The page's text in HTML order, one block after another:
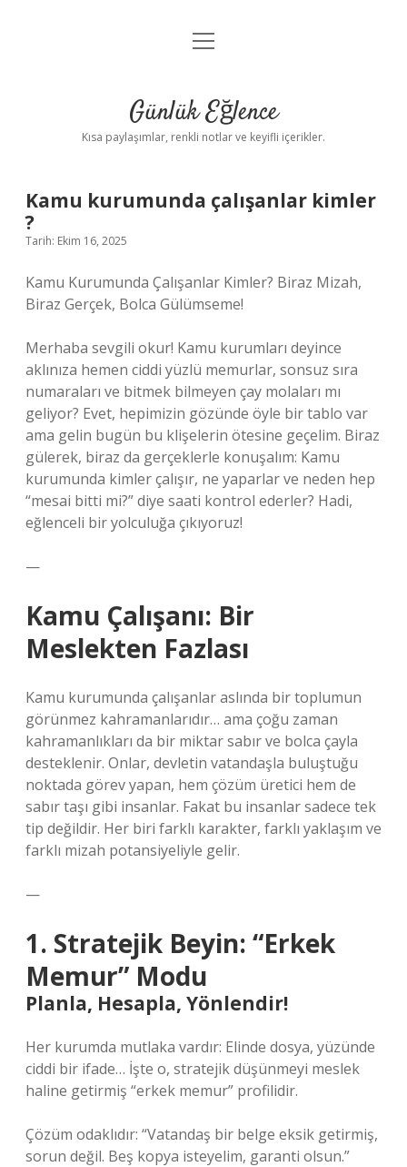
Anasayfa
Yasal Uyarı
menüyü
Günlük Eğlence
Kısa paylaşımlar, renkli notlar ve keyifli içerikler.
Kamu kurumunda çalışanlar kimler
?
Tarih: Ekim 16, 2025
Kamu Kurumunda Çalışanlar Kimler? Biraz Mizah,
Biraz Gerçek, Bolca Gülümseme!
Merhaba sevgili okur! Kamu kurumları deyince
aklınıza hemen ciddi yüzlü memurlar, sonsuz sıra
numaraları ve bitmek bilmeyen çay molaları mı
geliyor? Evet, hepimizin gözünde öyle bir tablo var
ama gelin bugün bu klişelerin ötesine geçelim. Biraz
gülerek, biraz da gerçeklerle konuşalım: Kamu
kurumunda kimler çalışır, ne yaparlar ve neden hep
“mesai bitti mi?” diye saati kontrol ederler? Hadi,
eğlenceli bir yolculuğa çıkıyoruz!
—
Kamu Çalışanı: Bir
Meslekten Fazlası
Kamu kurumunda çalışanlar aslında bir toplumun
görünmez kahramanlarıdır… ama çoğu zaman
kahramanlıkları da bir miktar sabır ve bolca çayla
desteklenir. Onlar, devletin vatandaşla buluştuğu
noktada görev yapan, hem çözüm üretici hem de
sabır taşı gibi insanlar. Fakat bu insanlar sadece tek
tip değildir. Her biri farklı karakter, farklı yaklaşım ve
farklı mizah potansiyeliyle gelir.
—
1. Stratejik Beyin: “Erkek
Memur” Modu
Planla, Hesapla, Yönlendir!
Her kurumda mutlaka vardır: Elinde dosya, yüzünde
ciddi bir ifade… İşte o, stratejik düşünmeyi meslek
haline getirmiş “erkek memur” profilidir.
Çözüm odaklıdır: “Vatandaş bir belge eksik getirmiş,
sorun değil. Beş kopya isteyelim, garanti olsun.”